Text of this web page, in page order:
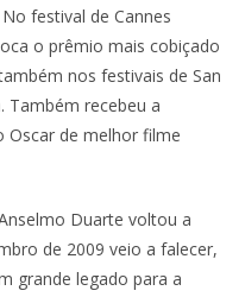
festival de Cannes
o prêmio mais cobiçado
nos festivais de San
Também recebeu a
Oscar de melhor filme
Duarte voltou a
de 2009 veio a falecer,
grande legado para a